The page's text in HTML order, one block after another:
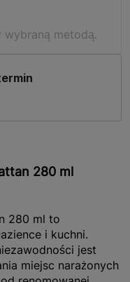
wybraną metodą.
280 ml
280 ml to
i kuchni.
jest
miejsc narażonych